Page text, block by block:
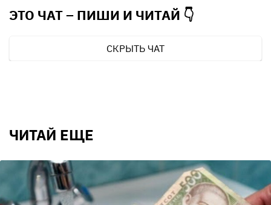
ЭТО ЧАТ – ПИШИ И ЧИТАЙ 👇
СКРЫТЬ ЧАТ
ЧИТАЙ ЕЩЕ